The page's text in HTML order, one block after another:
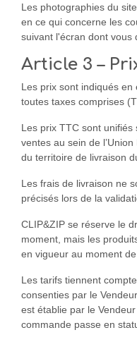
Les photographies du
en ce qui concerne les
suivant l'écran dont vous
Article 3 –
Les prix sont indiqués
toutes taxes comprises
Les prix TTC sont
ventes au sein de
du territoire de livraison
Les frais de livraison ne
précisés lors de la
CLIP&ZIP se réserve le
moment, mais les
en vigueur au moment
Les tarifs tiennent
consenties par le
est établie par le
commande passe en